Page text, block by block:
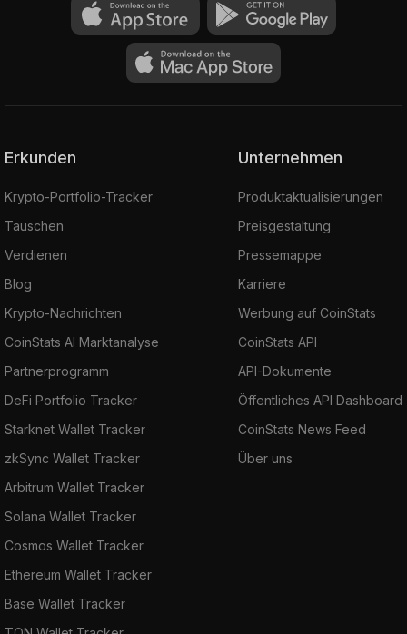
Erkunden
Krypto-Portfolio-Tracker
Tauschen
Verdienen
Blog
Krypto-Nachrichten
CoinStats AI Marktanalyse
Partnerprogramm
DeFi Portfolio Tracker
Starknet Wallet Tracker
zkSync Wallet Tracker
Arbitrum Wallet Tracker
Solana Wallet Tracker
Cosmos Wallet Tracker
Ethereum Wallet Tracker
Base Wallet Tracker
Unternehmen
Produktaktualisierungen
Preisgestaltung
Pressemappe
Karriere
Werbung auf CoinStats
CoinStats API
API-Dokumente
Öffentliches API Dashboard
CoinStats News Feed
Über uns